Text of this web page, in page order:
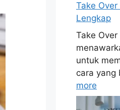
Take Over
Lengkap
Take Over
untuk
cara yang
more